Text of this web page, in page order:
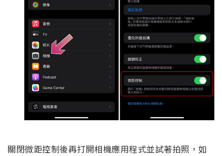
關閉微距控制後再打開相機應用程式並試著拍照，如